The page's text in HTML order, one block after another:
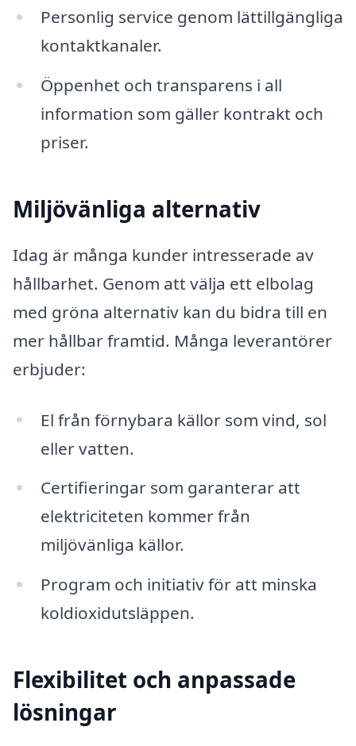
Personlig service genom lättillgängliga
kontaktkanaler.
Öppenhet och transparens i all
information som gäller kontrakt och
priser.
Miljövänliga alternativ
Idag är många kunder intresserade av
hållbarhet. Genom att välja ett elbolag
med gröna alternativ kan du bidra till en
mer hållbar framtid. Många leverantörer
erbjuder:
El från förnybara källor som vind, sol
eller vatten.
Certifieringar som garanterar att
elektriciteten kommer från
miljövänliga källor.
Program och initiativ för att minska
koldioxidutsläppen.
Flexibilitet och anpassade
lösningar